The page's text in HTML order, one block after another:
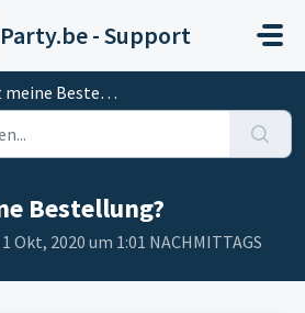
gehen
Party.be - Support
Bestellung?
Bestellung?
Okt, 2020 um 1:01 NACHMITTAGS